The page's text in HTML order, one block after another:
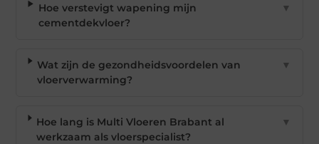
Hoe verstevigt wapening mijn
cementdekvloer?
▼
Wat zijn de gezondheidsvoordelen van
vloerverwarming?
▼
Hoe lang is Multi Vloeren Brabant al
werkzaam als vloerspecialist?
▼